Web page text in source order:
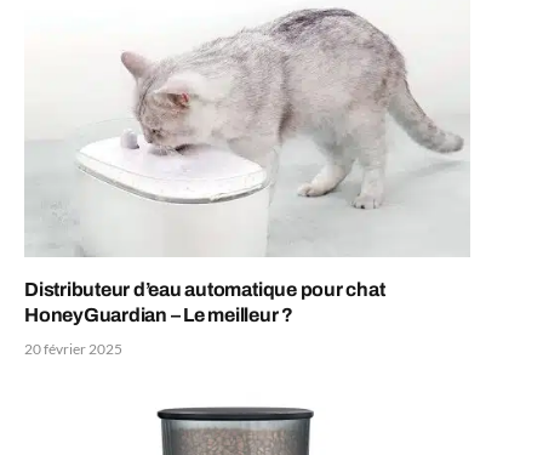
Distributeur d’eau automatique pour chat
HoneyGuardian – Le meilleur ?
20 février 2025